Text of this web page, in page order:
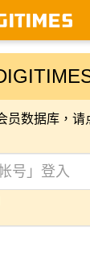
员数据库，请